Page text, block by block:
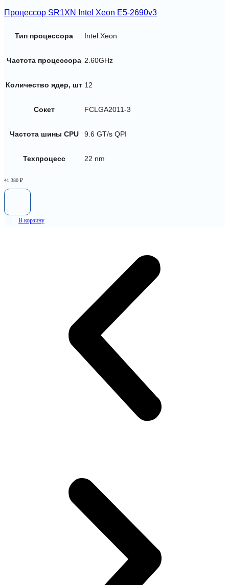
Процессор SR1XN Intel Xeon E5-2690v3
Тип процессора Intel Xeon
Частота процессора 2.60GHz
Количество ядер, шт 12
Сокет FCLGA2011-3
Частота шины CPU 9.6 GT/s QPI
Техпроцесс 22 nm
41 380 ₽
В корзину